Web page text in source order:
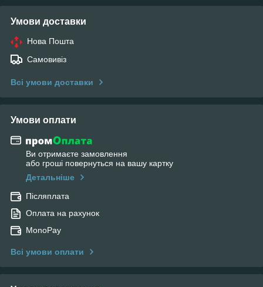
Умови доставки
Нова Пошта
Самовивіз
Всі умови доставки
Умови оплати
Ви отримаєте замовлення
або гроші повернуться на вашу картку
Детальніше
Післяплата
Оплата на рахунок
MonoPay
Всі умови оплати